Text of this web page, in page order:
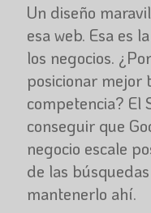
Un diseño
esa web. Esa es
los negocios.
posicionar mejor
competencia? El
conseguir que
negocio escale
de las
mantenerlo ahí.